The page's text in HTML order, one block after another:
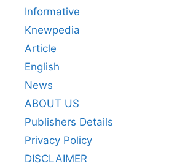
Informative
Knewpedia
Article
English
News
ABOUT US
Publishers Details
Privacy Policy
DISCLAIMER